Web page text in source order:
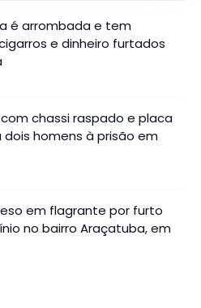
é arrombada e tem
e dinheiro furtados
chassi raspado e placa
dois homens à prisão em
em flagrante por furto
no bairro Araçatuba, em